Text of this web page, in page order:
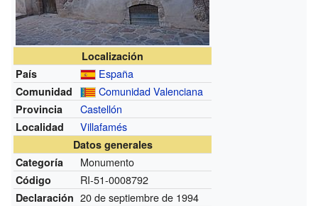
Localización
País
España
Comunidad Comunidad Valenciana
Provincia Castellón
Localidad Villafamés
Datos generales
Categoría
Monumento
Código RI-51-0008792
Declaración 20 de septiembre de 1994